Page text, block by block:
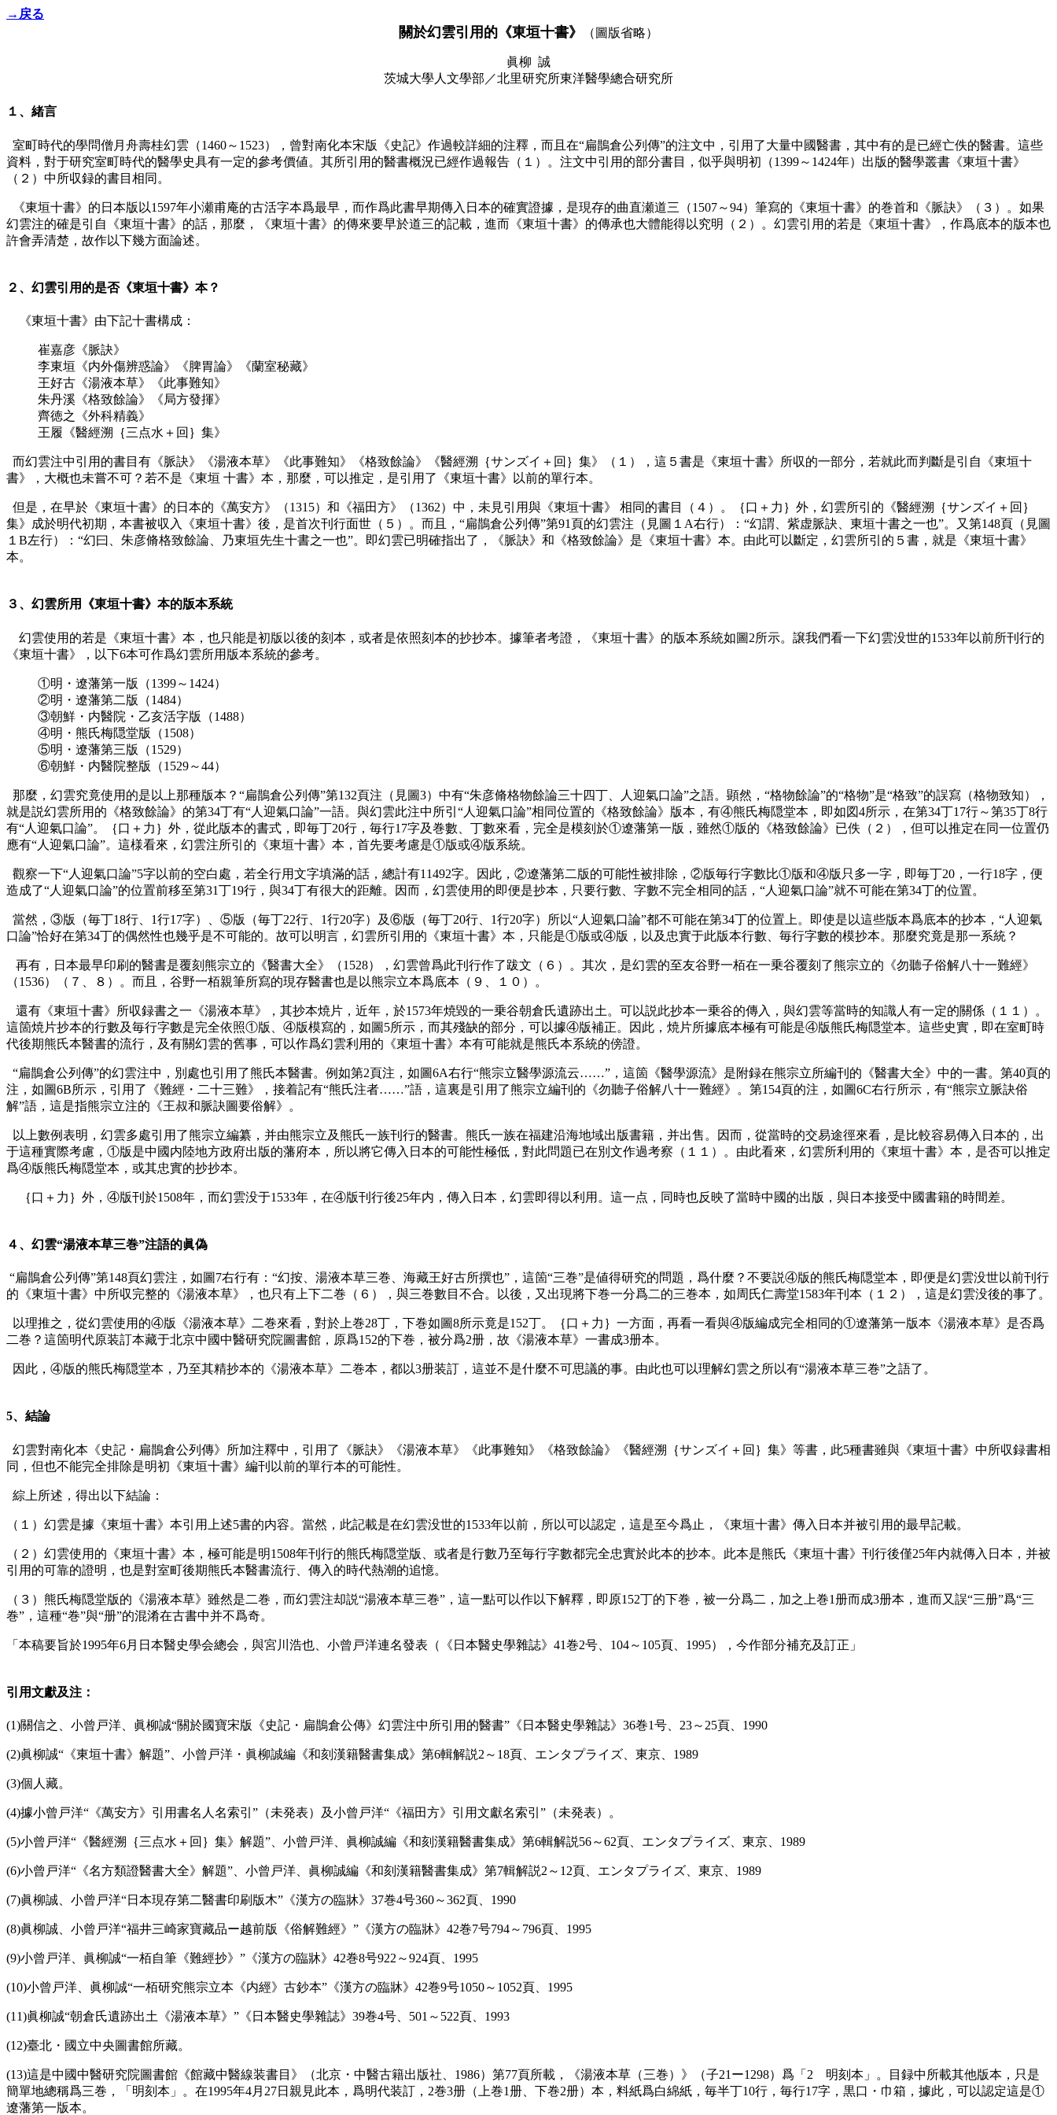
→戻る
關於幻雲引用的《東垣十書》 （圖版省略）
眞柳 誠
茨城大學人文學部／北里研究所東洋醫學總合研究所
１、緒言
室町時代的學問僧月舟壽桂幻雲（1460～1523），曾對南化本宋版《史記》作過較詳細的注釋，而且在“扁鵲倉公列傳”的注文中，引用了大量中國醫書，其中有的是已經亡佚的醫書。這些
資料，對于研究室町時代的醫學史具有一定的參考價値。其所引用的醫書概況已經作過報告（１）。注文中引用的部分書目，似乎與明初（1399～1424年）出版的醫學叢書《東垣十書》
（２）中所収録的書目相同。
《東垣十書》的日本版以1597年小瀬甫庵的古活字本爲最早，而作爲此書早期傳入日本的確實證據，是現存的曲直瀬道三（1507～94）筆寫的《東垣十書》的巻首和《脈訣》（３）。如果
幻雲注的確是引自《東垣十書》的話，那麼，《東垣十書》的傳來要早於道三的記載，進而《東垣十書》的傳承也大體能得以究明（２）。幻雲引用的若是《東垣十書》，作爲底本的版本也
許會弄清楚，故作以下幾方面論述。
２、幻雲引用的是否《東垣十書》本？
《東垣十書》由下記十書構成：
崔嘉彦《脈訣》
李東垣《内外傷辨惑論》《脾胃論》《蘭室秘藏》
王好古《湯液本草》《此事難知》
朱丹溪《格致餘論》《局方發揮》
齊徳之《外科精義》
王履《醫經溯｛三点水＋回｝集》
而幻雲注中引用的書目有《脈訣》《湯液本草》《此事難知》《格致餘論》《醫經溯｛サンズイ＋回｝集》（１），這５書是《東垣十書》所収的一部分，若就此而判斷是引自《東垣十
書》，大概也未嘗不可？若不是《東垣 十書》本，那麼，可以推定，是引用了《東垣十書》以前的單行本。
但是，在早於《東垣十書》的日本的《萬安方》（1315）和《福田方》（1362）中，未見引用與《東垣十書》 相同的書目（４）。｛口＋力｝外，幻雲所引的《醫經溯｛サンズイ＋回｝
集》成於明代初期，本書被収入《東垣十書》後，是首次刊行面世（５）。而且，“扁鵲倉公列傳”第91頁的幻雲注（見圖１A右行）：“幻謂、紫虚脈訣、東垣十書之一也”。又第148頁（見圖
１B左行）：“幻曰、朱彦脩格致餘論、乃東垣先生十書之一也”。即幻雲已明確指出了，《脈訣》和《格致餘論》是《東垣十書》本。由此可以斷定，幻雲所引的５書，就是《東垣十書》
本。
３、幻雲所用《東垣十書》本的版本系統
幻雲使用的若是《東垣十書》本，也只能是初版以後的刻本，或者是依照刻本的抄抄本。據筆者考證，《東垣十書》的版本系統如圖2所示。譲我們看一下幻雲没世的1533年以前所刊行的
《東垣十書》，以下6本可作爲幻雲所用版本系統的參考。
①明・遼藩第一版（1399～1424）
②明・遼藩第二版（1484）
③朝鮮・内醫院・乙亥活字版（1488）
④明・熊氏梅隠堂版（1508）
⑤明・遼藩第三版（1529）
⑥朝鮮・内醫院整版（1529～44）
那麼，幻雲究竟使用的是以上那種版本？“扁鵲倉公列傳”第132頁注（見圖3）中有“朱彦脩格物餘論三十四丁、人迎氣口論”之語。顕然，“格物餘論”的“格物”是“格致”的誤寫（格物致知），
就是説幻雲所用的《格致餘論》的第34丁有“人迎氣口論”一語。與幻雲此注中所引“人迎氣口論”相同位置的《格致餘論》版本，有④熊氏梅隠堂本，即如図4所示，在第34丁17行～第35丁8行
有“人迎氣口論”。｛口＋力｝外，從此版本的書式，即毎丁20行，毎行17字及巻數、丁數來看，完全是模刻於①遼藩第一版，雖然①版的《格致餘論》已佚（２），但可以推定在同一位置仍
應有“人迎氣口論”。這様看來，幻雲注所引的《東垣十書》本，首先要考慮是①版或④版系統。
觀察一下“人迎氣口論”5字以前的空白處，若全行用文字填滿的話，總計有11492字。因此，②遼藩第二版的可能性被排除，②版毎行字數比①版和④版只多一字，即毎丁20，一行18字，便
造成了“人迎氣口論”的位置前移至第31丁19行，與34丁有很大的距離。因而，幻雲使用的即便是抄本，只要行數、字數不完全相同的話，“人迎氣口論”就不可能在第34丁的位置。
當然，③版（毎丁18行、1行17字）、⑤版（毎丁22行、1行20字）及⑥版（毎丁20行、1行20字）所以“人迎氣口論”都不可能在第34丁的位置上。即使是以這些版本爲底本的抄本，“人迎氣
口論”恰好在第34丁的偶然性也幾乎是不可能的。故可以明言，幻雲所引用的《東垣十書》本，只能是①版或④版，以及忠實于此版本行數、毎行字數的模抄本。那麼究竟是那一系統？
再有，日本最早印刷的醫書是覆刻熊宗立的《醫書大全》（1528），幻雲曾爲此刊行作了跋文（６）。其次，是幻雲的至友谷野一栢在一乗谷覆刻了熊宗立的《勿聽子俗解八十一難經》
（1536）（７、８）。而且，谷野一栢親筆所寫的現存醫書也是以熊宗立本爲底本（９、１０）。
還有《東垣十書》所収録書之一《湯液本草》，其抄本焼片，近年，於1573年焼毀的一乗谷朝倉氏遺跡出土。可以説此抄本一乗谷的傳入，與幻雲等當時的知識人有一定的關係（１１）。
這箇焼片抄本的行數及毎行字數是完全依照①版、④版模寫的，如圖5所示，而其殘缺的部分，可以據④版補正。因此，焼片所據底本極有可能是④版熊氏梅隠堂本。這些史實，即在室町時
代後期熊氏本醫書的流行，及有關幻雲的舊事，可以作爲幻雲利用的《東垣十書》本有可能就是熊氏本系統的傍證。
“扁鵲倉公列傳”的幻雲注中，別處也引用了熊氏本醫書。例如第2頁注，如圖6A右行“熊宗立醫學源流云……”，這箇《醫學源流》是附録在熊宗立所編刊的《醫書大全》中的一書。第40頁的
注，如圖6B所示，引用了《難經・二十三難》，接着記有“熊氏注者……”語，這裏是引用了熊宗立編刊的《勿聽子俗解八十一難經》。第154頁的注，如圖6C右行所示，有“熊宗立脈訣俗
解”語，這是指熊宗立注的《王叔和脈訣圖要俗解》。
以上數例表明，幻雲多處引用了熊宗立編纂，并由熊宗立及熊氏一族刊行的醫書。熊氏一族在福建沿海地域出版書籍，并出售。因而，從當時的交易途徑來看，是比較容易傳入日本的，出
于這種實際考慮，①版是中國内陸地方政府出版的藩府本，所以將它傳入日本的可能性極低，對此問題已在別文作過考察（１１）。由此看來，幻雲所利用的《東垣十書》本，是否可以推定
爲④版熊氏梅隠堂本，或其忠實的抄抄本。
｛口＋力｝外，④版刊於1508年，而幻雲没于1533年，在④版刊行後25年内，傳入日本，幻雲即得以利用。這一点，同時也反映了當時中國的出版，與日本接受中國書籍的時間差。
４、幻雲“湯液本草三巻”注語的眞偽
“扁鵲倉公列傳”第148頁幻雲注，如圖7右行有：“幻按、湯液本草三巻、海藏王好古所撰也”，這箇“三巻”是値得研究的問題，爲什麼？不要説④版的熊氏梅隠堂本，即便是幻雲没世以前刊行
的《東垣十書》中所収完整的《湯液本草》，也只有上下二巻（６），與三巻數目不合。以後，又出現將下巻一分爲二的三巻本，如周氏仁壽堂1583年刊本（１２），這是幻雲没後的事了。
以理推之，從幻雲使用的④版《湯液本草》二巻來看，對於上巻28丁，下巻如圖8所示竟是152丁。｛口＋力｝一方面，再看一看與④版編成完全相同的①遼藩第一版本《湯液本草》是否爲
二巻？這箇明代原装訂本藏于北京中國中醫研究院圖書館，原爲152的下巻，被分爲2册，故《湯液本草》一書成3册本。
因此，④版的熊氏梅隠堂本，乃至其精抄本的《湯液本草》二巻本，都以3册装訂，這並不是什麼不可思議的事。由此也可以理解幻雲之所以有“湯液本草三巻”之語了。
5、結論
幻雲對南化本《史記・扁鵲倉公列傳》所加注釋中，引用了《脈訣》《湯液本草》《此事難知》《格致餘論》《醫經溯｛サンズイ＋回｝集》等書，此5種書雖與《東垣十書》中所収録書相
同，但也不能完全排除是明初《東垣十書》編刊以前的單行本的可能性。
綜上所述，得出以下結論：
（１）幻雲是據《東垣十書》本引用上述5書的内容。當然，此記載是在幻雲没世的1533年以前，所以可以認定，這是至今爲止，《東垣十書》傳入日本并被引用的最早記載。
（２）幻雲使用的《東垣十書》本，極可能是明1508年刊行的熊氏梅隠堂版、或者是行數乃至毎行字數都完全忠實於此本的抄本。此本是熊氏《東垣十書》刊行後僅25年内就傳入日本，并被
引用的可靠的證明，也是對室町後期熊氏本醫書流行、傳入的時代熱潮的追憶。
（３）熊氏梅隠堂版的《湯液本草》雖然是二巻，而幻雲注却説“湯液本草三巻”，這一點可以作以下解釋，即原152丁的下巻，被一分爲二，加之上巻1册而成3册本，進而又誤“三册”爲“三
巻”，這種“巻”與“册”的混淆在古書中并不爲奇。
「本稿要旨於1995年6月日本醫史學会總会，與宮川浩也、小曾戸洋連名發表（《日本醫史學雜誌》41巻2号、104～105頁、1995），今作部分補充及訂正」
引用文獻及注：
(1)關信之、小曾戸洋、眞柳誠“關於國寶宋版《史記・扁鵲倉公傳》幻雲注中所引用的醫書”《日本醫史學雜誌》36巻1号、23～25頁、1990
(2)眞柳誠“《東垣十書》解題”、小曾戸洋・眞柳誠編《和刻漢籍醫書集成》第6輯解説2～18頁、エンタプライズ、東京、1989
(3)個人藏。
(4)據小曾戸洋“《萬安方》引用書名人名索引”（未発表）及小曾戸洋“《福田方》引用文獻名索引”（未発表）。
(5)小曾戸洋“《醫經溯｛三点水＋回｝集》解題”、小曾戸洋、眞柳誠編《和刻漢籍醫書集成》第6輯解説56～62頁、エンタプライズ、東京、1989
(6)小曾戸洋“《名方類證醫書大全》解題”、小曾戸洋、眞柳誠編《和刻漢籍醫書集成》第7輯解説2～12頁、エンタプライズ、東京、1989
(7)眞柳誠、小曾戸洋“日本現存第二醫書印刷版木”《漢方の臨牀》37巻4号360～362頁、1990
(8)眞柳誠、小曾戸洋“福井三崎家寶藏品ー越前版《俗解難經》”《漢方の臨牀》42巻7号794～796頁、1995
(9)小曾戸洋、眞柳誠“一栢自筆《難經抄》”《漢方の臨牀》42巻8号922～924頁、1995
(10)小曾戸洋、眞柳誠“一栢研究熊宗立本《内經》古鈔本”《漢方の臨牀》42巻9号1050～1052頁、1995
(11)眞柳誠“朝倉氏遺跡出土《湯液本草》”《日本醫史學雜誌》39巻4号、501～522頁、1993
(12)臺北・國立中央圖書館所藏。
(13)這是中國中醫研究院圖書館《館藏中醫線装書目》（北京・中醫古籍出版社、1986）第77頁所載，《湯液本草（三巻）》（子21ー1298）爲「2 明刻本」。目録中所載其他版本，只是
簡單地總稱爲三巻，「明刻本」。在1995年4月27日親見此本，爲明代装訂，2巻3册（上巻1册、下巻2册）本，料紙爲白綿紙，毎半丁10行，毎行17字，黒口・巾箱，據此，可以認定這是①
遼藩第一版本。